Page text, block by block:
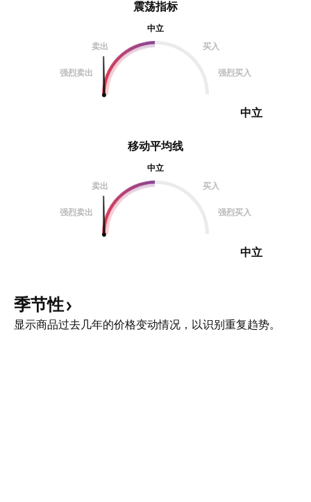
震荡指标
中立
卖出
买入
强烈卖出 强烈买入
中立
移动平均线
中立
卖出
买入
强烈卖出 强烈买入
中立
季节性
显示商品过去几年的价格变动情况，以识别重复趋势。